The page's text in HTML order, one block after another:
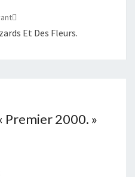
Et Des Fleurs.
Premier 2000. »